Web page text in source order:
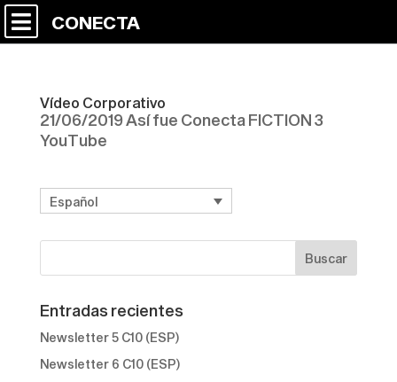
CONECTA
Vídeo Corporativo
21/06/2019 Así fue Conecta FICTION 3
YouTube
Español
Entradas recientes
Newsletter 5 C10 (ESP)
Newsletter 6 C10 (ESP)